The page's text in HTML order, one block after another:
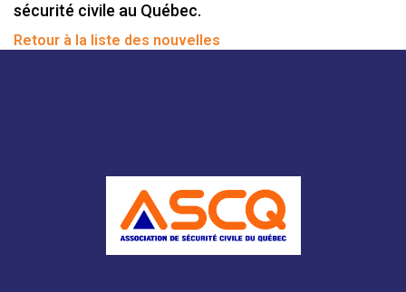
sécurité civile au Québec.
Retour à la liste des nouvelles